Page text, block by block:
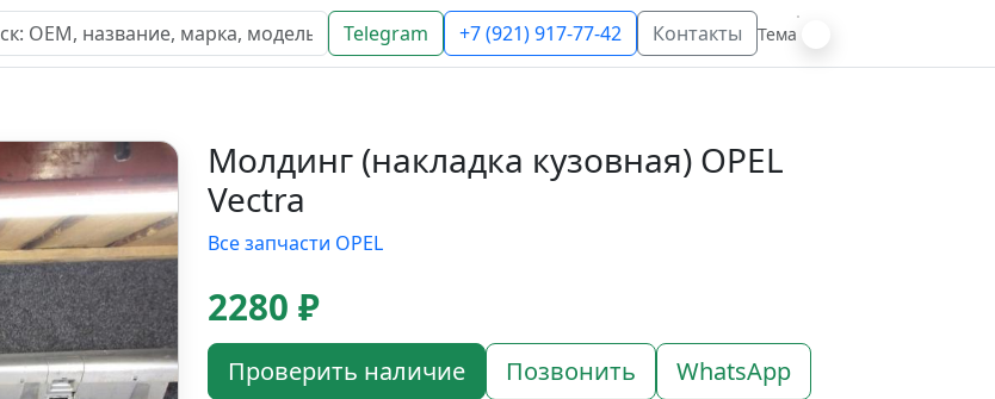
Telegram +7 (921) 917-77-42 Контакты Тема
Молдинг (накладка кузовная) OPEL
Vectra
Все запчасти OPEL
2280 ₽
Проверить наличие Позвонить
WhatsApp